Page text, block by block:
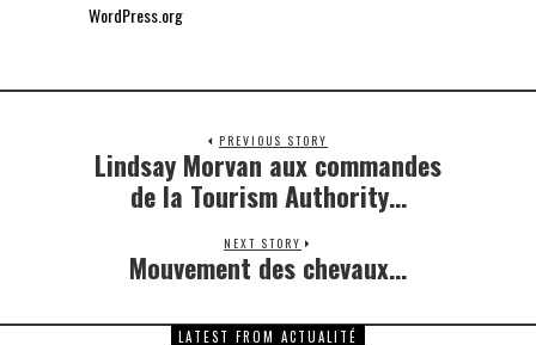
WordPress.org
PREVIOUS STORY
Previous
post:
Lindsay Morvan aux commandes
de la Tourism Authority…
NEXT STORY
Next
Mouvement des chevaux…
LATEST FROM ACTUALITÉ